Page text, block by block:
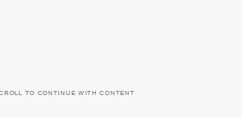
TO CONTINUE WITH CONTENT